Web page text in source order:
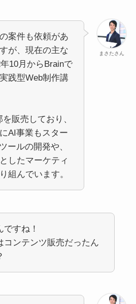
まさたさん
案件も依頼があ
が、現在の主な
10月からBrainで
践型Web制作講
販売しており、
AI事業もスター
ールの開発や、
したマーケティ
組んでいます。
ですね！
コンテンツ販売だったん